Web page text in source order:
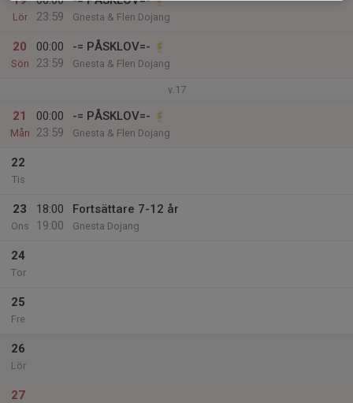
Lör
23:59
Gnesta & Flen Dojang
20
Sön
00:00
23:59
-= PÅSKLOV=-
Gnesta & Flen Dojang
v.17
21
Mån
00:00
23:59
-= PÅSKLOV=-
Gnesta & Flen Dojang
22
Tis
23
Ons
18:00
19:00
Fortsättare 7-12 år
Gnesta Dojang
24
Tor
25
Fre
26
Lör
27